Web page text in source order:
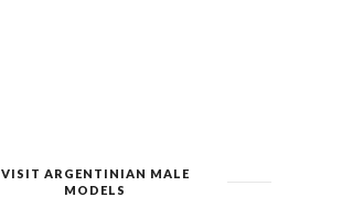
VISIT ARGENTINIAN MALE
MODELS